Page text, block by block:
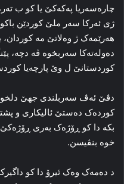
چاره‌سه‌ریا پەكەكێ یا كو ب
ژی ئه‌رکا سه‌ر ملێ کوردێن
هه‌رێمه‌ک ژ وه‌لاتێ مە
ده‌وله‌تە‌کا‌ سه‌ربخوه‌ ڤه‌ دچه‌،
کوردستانێ ل وێ پارچەیا
دڤێ ئه‌ڤ سه‌ربلندی جھێ
کورده‌ک ده‌ستێ ئالیکاری و
بکه‌ دا کو ڕۆژه‌ک به‌ری
خوه‌ بنڤیسن.
د ده‌مه‌ک وه‌ک ئیرۆ دا‌ کو